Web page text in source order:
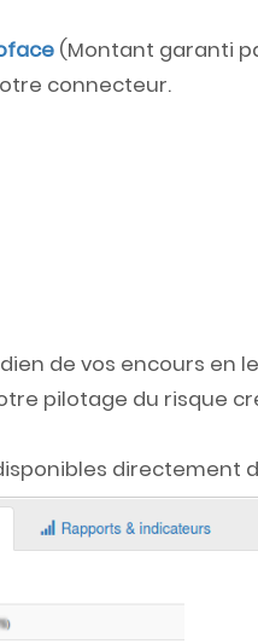
(Montant garanti
connecteur.
de vos encours en
pilotage du risque
directement